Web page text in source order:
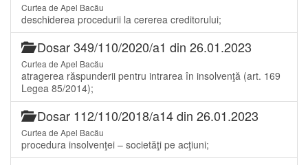
Curtea de Apel Bacău
deschiderea procedurii la cererea creditorului;
Dosar 349/110/2020/a1 din 26.01.2023
Curtea de Apel Bacău
atragerea răspunderii pentru intrarea în insolvenţă (art. 169
Legea 85/2014);
Dosar 112/110/2018/a14 din 26.01.2023
Curtea de Apel Bacău
procedura insolvenţei – societăţi pe acţiuni;